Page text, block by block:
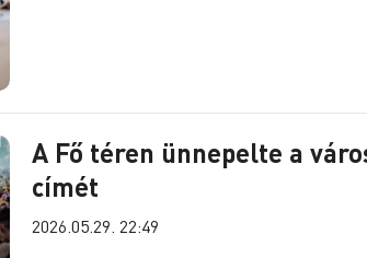
A Fő téren ünnepelte a
címét
2026.05.29. 22:49